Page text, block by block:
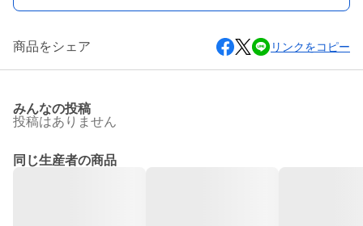
商品をシェア リンクをコピー
みんなの投稿
投稿はありません
同じ生産者の商品